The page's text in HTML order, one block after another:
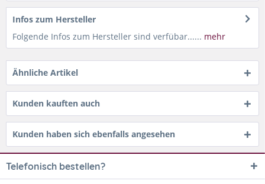
Infos zum Hersteller
Folgende Infos zum Hersteller sind verfübar...... mehr
Ähnliche Artikel
Kunden kauften auch
Kunden haben sich ebenfalls angesehen
Telefonisch bestellen?